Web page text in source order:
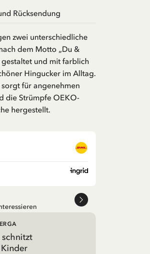
Rücksendung
zwei unterschiedliche
dem Motto „Du &
und mit farblich
Hingucker im Alltag.
für angenehmen
die Strümpfe OEKO-
hergestellt.